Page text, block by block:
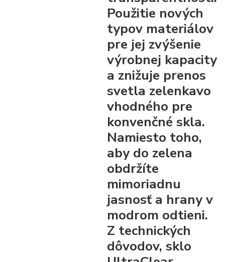
Použitie nových
typov materiálov
pre jej zvýšenie
výrobnej kapacity
a znižuje prenos
svetla zelenkavo
vhodného pre
konvenčné skla.
Namiesto toho,
aby do zelena
obdržíte
mimoriadnu
jasnosť a hrany v
modrom odtieni.
Z technických
dôvodov, sklo